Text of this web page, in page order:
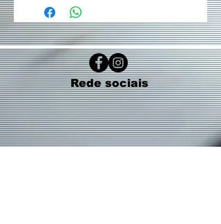
Rede sociais